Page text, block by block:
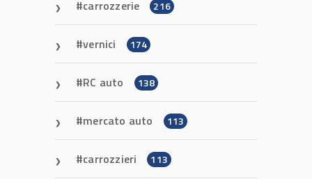
carrozzerie 216
vernici 174
RC auto 138
mercato auto 113
carrozzieri 113